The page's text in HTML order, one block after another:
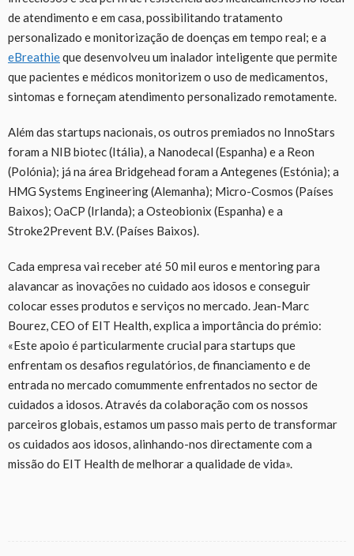
de atendimento e em casa, possibilitando tratamento
personalizado e monitorização de doenças em tempo real; e a
eBreathieque desenvolveu um inalador inteligente que permite
que pacientes e médicos monitorizem o uso de medicamentos,
sintomas e forneçam atendimento personalizado remotamente.
Além das startups nacionais, os outros premiados no InnoStars
foram a NIB biotec (Itália), a Nanodecal (Espanha) e a Reon
(Polónia); já na área Bridgehead foram a Antegenes (Estónia); a
HMG Systems Engineering (Alemanha); Micro-Cosmos (Países
Baixos); OaCP (Irlanda); a Osteobionix (Espanha) e a
Stroke2Prevent B.V. (Países Baixos).
Cada empresa vai receber até 50 mil euros e mentoring para
alavancar as inovações no cuidado aos idosos e conseguir
colocar esses produtos e serviços no mercado. Jean-Marc
Bourez, CEO of EIT Health, explica a importância do prémio:
«Este apoio é particularmente crucial para startups que
enfrentam os desafios regulatórios, de financiamento e de
entrada no mercado comummente enfrentados no sector de
cuidados a idosos. Através da colaboração com os nossos
parceiros globais, estamos um passo mais perto de transformar
os cuidados aos idosos, alinhando-nos directamente com a
missão do EIT Health de melhorar a qualidade de vida».